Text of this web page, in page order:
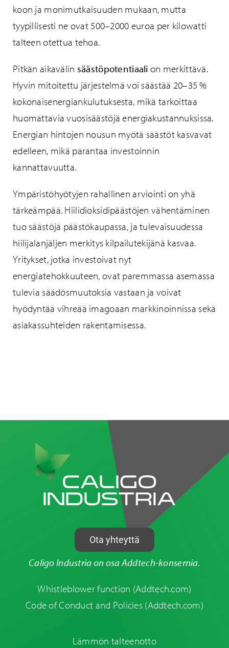
koon ja monimutkaisuuden mukaan, mutta
tyypillisesti ne ovat 500–2000 euroa per kilowatti
talteen otettua tehoa.
Pitkän aikavälin säästöpotentiaali on merkittävä.
Hyvin mitoitettu järjestelmä voi säästää 20–35 %
kokonaisenergiankulutuksesta, mikä tarkoittaa
huomattavia vuosisäästöjä energiakustannuksissa.
Energian hintojen nousun myötä säästöt kasvavat
edelleen, mikä parantaa investoinnin
kannattavuutta.
Ympäristöhyötyjen rahallinen arviointi on yhä
tärkeämpää. Hiilidioksidipäästöjen vähentäminen
tuo säästöjä päästökaupassa, ja tulevaisuudessa
hiilijalanjäljen merkitys kilpailutekijänä kasvaa.
Yritykset, jotka investoivat nyt
energiatehokkuuteen, ovat paremmassa asemassa
tulevia säädösmuutoksia vastaan ja voivat
hyödyntää vihreää imagoaan markkinoinnissa sekä
asiakassuhteiden rakentamisessa.
Ota yhteyttä
Caligo Industria on osa Addtech-konsernia.
Whistleblower function (Addtech.com)
Code of Conduct and Policies (Addtech.com)
Lämmön talteenotto